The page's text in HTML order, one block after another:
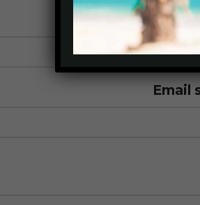
Email